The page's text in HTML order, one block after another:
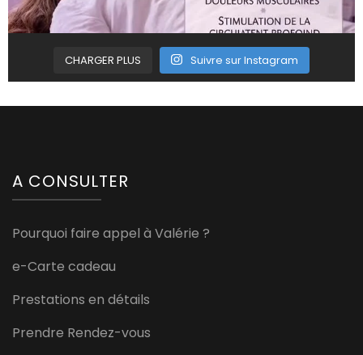
CHARGER PLUS Suivre sur Instagram
A CONSULTER
Pourquoi faire appel à Valérie ?
e-Carte cadeau
Prestations en détails
Prendre Rendez-vous